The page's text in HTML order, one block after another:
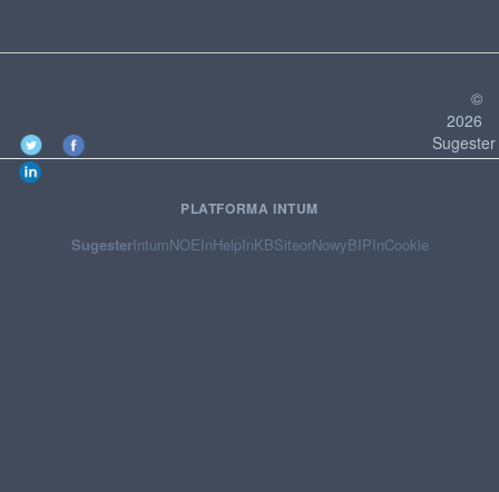
©
2026
Sugester
PLATFORMA INTUM
SugesterIntumNOEInHelpInKBSiteorNowyBIPInCookie